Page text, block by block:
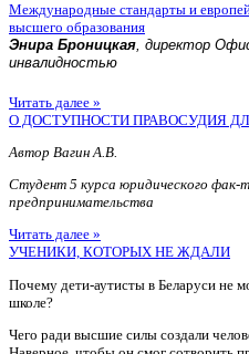
Международные стандарты и
высшего образования
Энира Броницкая, директор
инвалидностью
Читать далее »
О ДОСТУПНОСТИ ПРАВОСУДИЯ
Автор Вагин А.В.
Студент 5 курса юридического фак-
предпринимательства
Читать далее »
УЧЕНИКИ, КОТОРЫХ НЕ ЖДАЛИ
Почему дети-аутисты в Беларуси не
школе?
Чего ради высшие силы создали